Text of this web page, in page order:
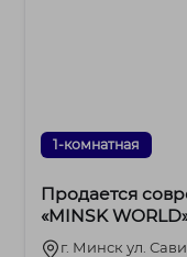
1-комнатная
Продается
«MINSK
г. Минск ул.